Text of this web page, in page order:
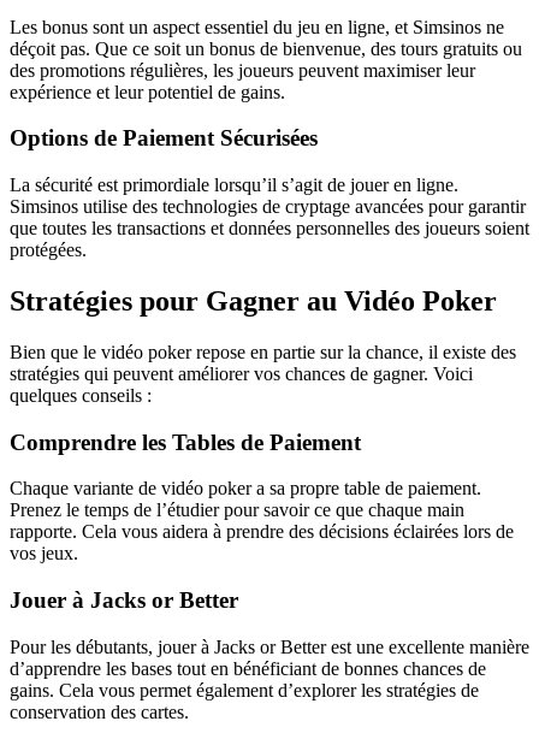
Les bonus sont un aspect essentiel du jeu en ligne, et Simsinos ne
déçoit pas. Que ce soit un bonus de bienvenue, des tours gratuits ou
des promotions régulières, les joueurs peuvent maximiser leur
expérience et leur potentiel de gains.
Options de Paiement Sécurisées
La sécurité est primordiale lorsqu’il s’agit de jouer en ligne.
Simsinos utilise des technologies de cryptage avancées pour garantir
que toutes les transactions et données personnelles des joueurs soient
protégées.
Stratégies pour Gagner au Vidéo Poker
Bien que le vidéo poker repose en partie sur la chance, il existe des
stratégies qui peuvent améliorer vos chances de gagner. Voici
quelques conseils :
Comprendre les Tables de Paiement
Chaque variante de vidéo poker a sa propre table de paiement.
Prenez le temps de l’étudier pour savoir ce que chaque main
rapporte. Cela vous aidera à prendre des décisions éclairées lors de
vos jeux.
Jouer à Jacks or Better
Pour les débutants, jouer à Jacks or Better est une excellente manière
d’apprendre les bases tout en bénéficiant de bonnes chances de
gains. Cela vous permet également d’explorer les stratégies de
conservation des cartes.